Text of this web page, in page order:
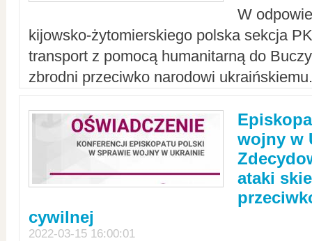
W
kijowsko-żytomierskiego polska sekcja
transport z pomocą humanitarną do
zbrodni przeciwko narodowi
wojny w
ataki
cywilnej
2022-03-15 16:00:01